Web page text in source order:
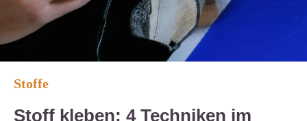
Stoffe
Stoff kleben: 4 Techniken im